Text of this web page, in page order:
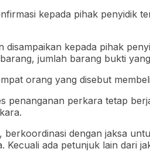
kepada pihak penyidik
kepada pihak
jumlah barang bukti
orang yang disebut
perkara tetap
dengan jaksa
ada petunjuk lain dari